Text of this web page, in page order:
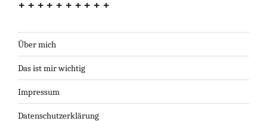
++++++++++
Über mich
Das ist mir wichtig
Impressum
Datenschutzerklärung